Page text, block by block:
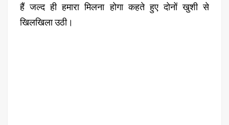
हैं जल्द ही हमारा मिलना होगा कहते हुए दोनों खुशी से
खिलखिला उठी।